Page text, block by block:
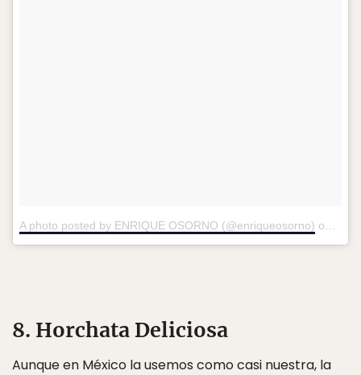
A photo posted by ENRIQUE OSORNO (@enriqueosorno) on
8. Horchata Deliciosa
Aunque en México la usemos como casi nuestra, la